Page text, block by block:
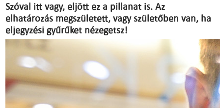
Szóval itt vagy, eljött ez a pillanat is. Az
elhatározás megszületett, vagy születőben van, ha
eljegyzési gyűrűket nézegetsz!